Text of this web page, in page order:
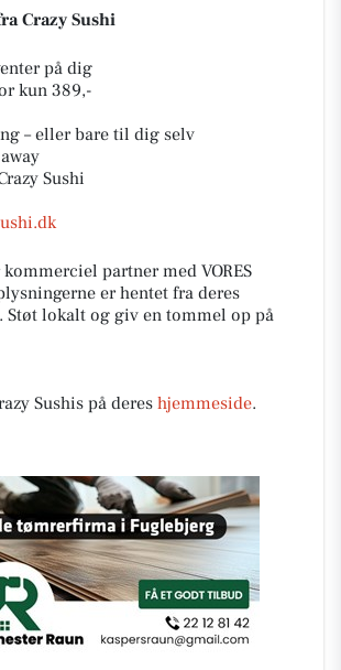
Crazy Sushi
på dig
kun 389,-
– eller bare til dig selv
Sushi
kommerciel partner med VORES
er hentet fra deres
. Støt lokalt og giv en tommel op på
Sushis på deres hjemmeside.